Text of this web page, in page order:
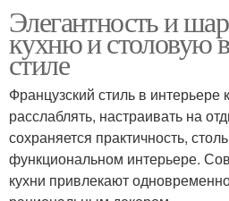
Элегантность и
кухню и столовую
стиле
Французский стиль в интерьере
расслаблять, настраивать на
сохраняется практичность,
функциональном интерьере.
кухни привлекают